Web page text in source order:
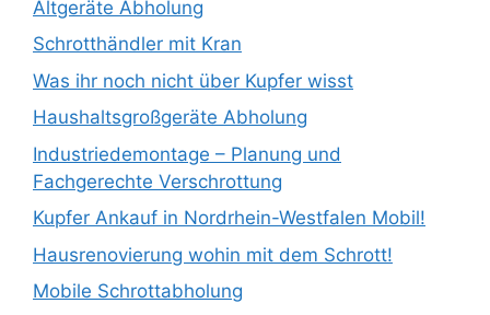
Altgeräte Abholung
Schrotthändler mit Kran
Was ihr noch nicht über Kupfer wisst
Haushaltsgroßgeräte Abholung
Industriedemontage – Planung und
Fachgerechte Verschrottung
Kupfer Ankauf in Nordrhein-Westfalen Mobil!
Hausrenovierung wohin mit dem Schrott!
Mobile Schrottabholung